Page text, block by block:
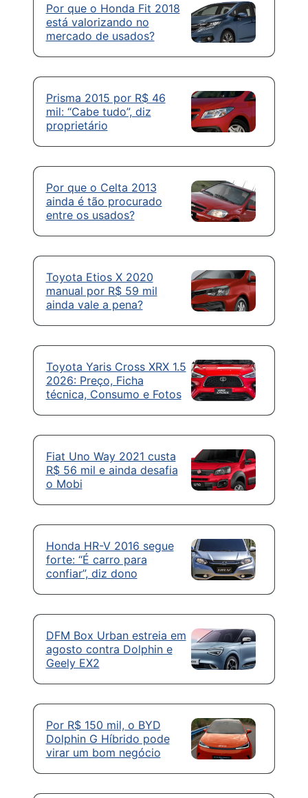
Por que o Honda Fit 2018
está valorizando no
mercado de usados?
Prisma 2015 por R$ 46
mil: “Cabe tudo”, diz
proprietário
Por que o Celta 2013
ainda é tão procurado
entre os usados?
Toyota Etios X 2020
manual por R$ 59 mil
ainda vale a pena?
Toyota Yaris Cross XRX 1.5
2026: Preço, Ficha
técnica, Consumo e Fotos
Fiat Uno Way 2021 custa
R$ 56 mil e ainda desafia
o Mobi
Honda HR-V 2016 segue
forte: “É carro para
confiar”, diz dono
DFM Box Urban estreia em
agosto contra Dolphin e
Geely EX2
Por R$ 150 mil, o BYD
Dolphin G Híbrido pode
virar um bom negócio